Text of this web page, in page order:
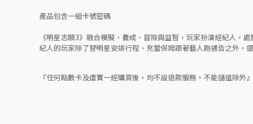
產品包含一組卡號密碼
《明星志願3》融合模擬、養成、冒險與益智，玩家扮演經紀人，
紀人的玩家除了替明星安排行程、充當保姆跟著藝人跑通告之外，
『任何點數卡及虛寶一經購買後，均不設退款服務。不能儲值除外』